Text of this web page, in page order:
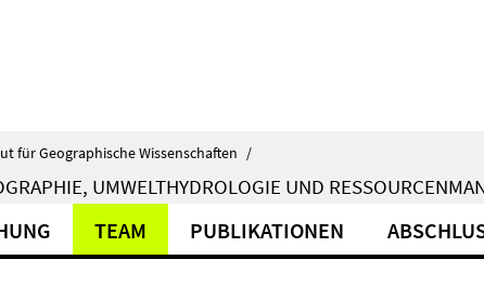
für Geographische Wissenschaften /
UMWELTHYDROLOGIE UND
TEAM PUBLIKATIONEN